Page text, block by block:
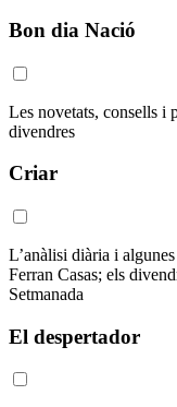
Bon dia Nació
Les novetats, consells i
divendres
Criar
L’anàlisi diària i
Ferran Casas; els
Setmanada
El despertador